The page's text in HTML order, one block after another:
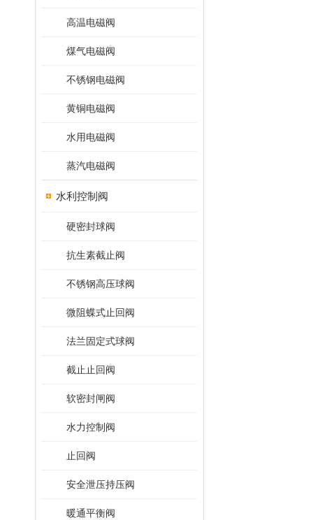
高温电磁阀
煤气电磁阀
不锈钢电磁阀
黄铜电磁阀
水用电磁阀
蒸汽电磁阀
水利控制阀
硬密封球阀
抗生素截止阀
不锈钢高压球阀
微阻蝶式止回阀
法兰固定式球阀
截止止回阀
软密封闸阀
水力控制阀
止回阀
安全泄压持压阀
暖通平衡阀